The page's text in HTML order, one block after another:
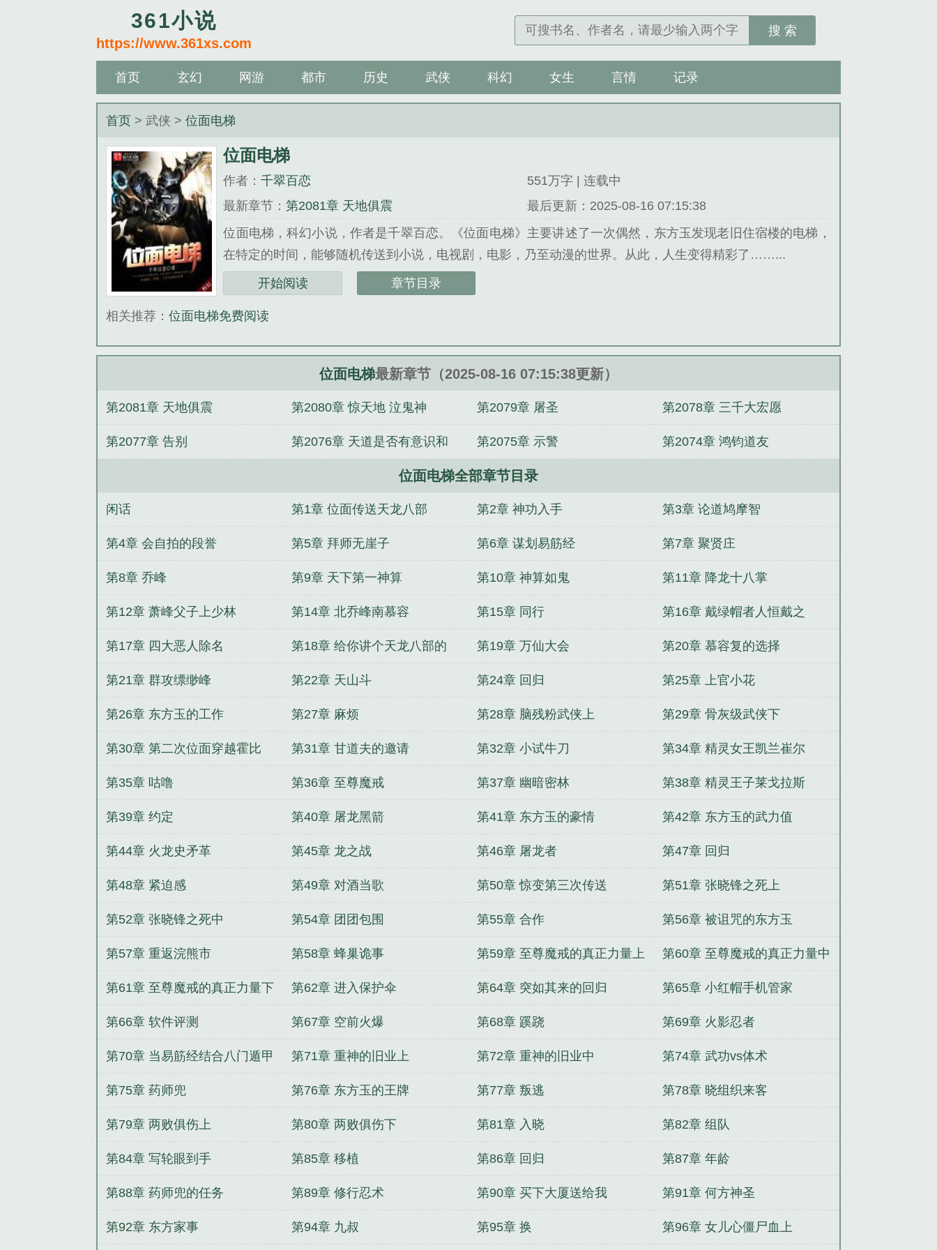
361小说
https://www.361xs.com
搜 索
首页 玄幻 网游 都市 历史 武侠 科幻 女生 言情 记录
首页 > 武侠 >位面电梯
位面电梯
作者：千翠百恋
551万字 | 连载中
最新章节：第2081章 天地俱震
最后更新：2025-08-16 07:15:38
位面电梯，科幻小说，作者是千翠百恋。《位面电梯》主要讲述了一次偶然，东方玉发现老旧住宿楼的电梯，
在特定的时间，能够随机传送到小说，电视剧，电影，乃至动漫的世界。从此，人生变得精彩了……...
《位面电梯》是千翠百恋精心创作的武侠类小说。
开始阅读 章节目录
相关推荐：位面电梯免费阅读
位面电梯最新章节（2025-08-16 07:15:38更新）
第2081章 天地俱震 第2080章 惊天地 泣鬼神 第2079章 屠圣 第2078章 三千大宏愿
第2077章 告别 第2076章 天道是否有意识和 第2075章 示警 第2074章 鸿钧道友
位面电梯全部章节目录
闲话 第1章 位面传送天龙八部 第2章 神功入手 第3章 论道鸠摩智
第4章 会自拍的段誉 第5章 拜师无崖子 第6章 谋划易筋经 第7章 聚贤庄
第8章 乔峰 第9章 天下第一神算 第10章 神算如鬼 第11章 降龙十八掌
第12章 萧峰父子上少林 第14章 北乔峰南慕容 第15章 同行 第16章 戴绿帽者人恒戴之
第17章 四大恶人除名 第18章 给你讲个天龙八部的 第19章 万仙大会 第20章 慕容复的选择
第21章 群攻缥缈峰 第22章 天山斗 第24章 回归 第25章 上官小花
第26章 东方玉的工作 第27章 麻烦 第28章 脑残粉武侠上 第29章 骨灰级武侠下
第30章 第二次位面穿越霍比 第31章 甘道夫的邀请 第32章 小试牛刀 第34章 精灵女王凯兰崔尔
第35章 咕噜 第36章 至尊魔戒 第37章 幽暗密林 第38章 精灵王子莱戈拉斯
第39章 约定 第40章 屠龙黑箭 第41章 东方玉的豪情 第42章 东方玉的武力值
第44章 火龙史矛革 第45章 龙之战 第46章 屠龙者 第47章 回归
第48章 紧迫感 第49章 对酒当歌 第50章 惊变第三次传送 第51章 张晓锋之死上
第52章 张晓锋之死中 第54章 团团包围 第55章 合作 第56章 被诅咒的东方玉
第57章 重返浣熊市 第58章 蜂巢诡事 第59章 至尊魔戒的真正力量上 第60章 至尊魔戒的真正力量中
第61章 至尊魔戒的真正力量下 第62章 进入保护伞 第64章 突如其来的回归 第65章 小红帽手机管家
第66章 软件评测 第67章 空前火爆 第68章 蹊跷 第69章 火影忍者
第70章 当易筋经结合八门遁甲 第71章 重神的旧业上 第72章 重神的旧业中 第74章 武功vs体术
第75章 药师兜 第76章 东方玉的王牌 第77章 叛逃 第78章 晓组织来客
第79章 两败俱伤上 第80章 两败俱伤下 第81章 入晓 第82章 组队
第84章 写轮眼到手 第85章 移植 第86章 回归 第87章 年龄
第88章 药师兜的任务 第89章 修行忍术 第90章 买下大厦送给我 第91章 何方神圣
第92章 东方家事 第94章 九叔 第95章 换 第96章 女儿心僵尸血上